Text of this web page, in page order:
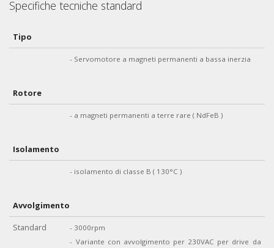
Specifiche tecniche standard
Tipo
- Servomotore a magneti permanenti a bassa inerzia
Rotore
- a magneti permanenti a terre rare ( NdFeB )
Isolamento
- isolamento di classe B ( 130°C )
Avvolgimento
Standard
- 3000rpm
- Variante con avvolgimento per 230VAC per drive da